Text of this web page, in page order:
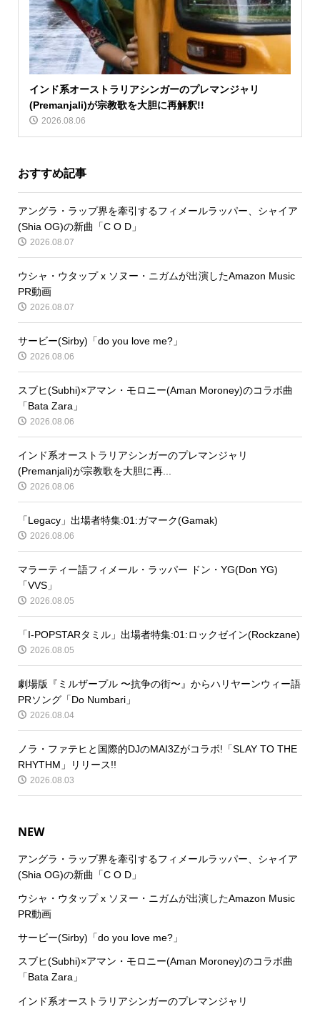
インド系オーストラリアシンガーのプレマンジャリ
(Premanjali)が宗教歌を大胆に再解釈!!
2026.08.06
おすすめ記事
アングラ・ラップ界を牽引するフィメールラッパー、シャイア
(Shia OG)の新曲「C O D」
2026.08.07
ウシャ・ウタップ x ソヌー・ニガムが出演したAmazon Music
PR動画
2026.08.07
サービー(Sirby)「do you love me?」
2026.08.06
スブヒ(Subhi)×アマン・モロニー(Aman Moroney)のコラボ曲
「Bata Zara」
2026.08.06
インド系オーストラリアシンガーのプレマンジャリ
(Premanjali)が宗教歌を大胆に再...
2026.08.06
「Legacy」出場者特集:01:ガマーク(Gamak)
2026.08.06
マラーティー語フィメール・ラッパー ドン・YG(Don YG)
「VVS」
2026.08.05
「I-POPSTARタミル」出場者特集:01:ロックゼイン(Rockzane)
2026.08.05
劇場版『ミルザープル 〜抗争の街〜』からハリヤーンウィー語
PRソング「Do Numbari」
2026.08.04
ノラ・ファテヒと国際的DJのMAI3Zがコラボ!「SLAY TO THE
RHYTHM」リリース!!
2026.08.03
NEW
アングラ・ラップ界を牽引するフィメールラッパー、シャイア
(Shia OG)の新曲「C O D」
ウシャ・ウタップ x ソヌー・ニガムが出演したAmazon Music
PR動画
サービー(Sirby)「do you love me?」
スブヒ(Subhi)×アマン・モロニー(Aman Moroney)のコラボ曲
「Bata Zara」
インド系オーストラリアシンガーのプレマンジャリ